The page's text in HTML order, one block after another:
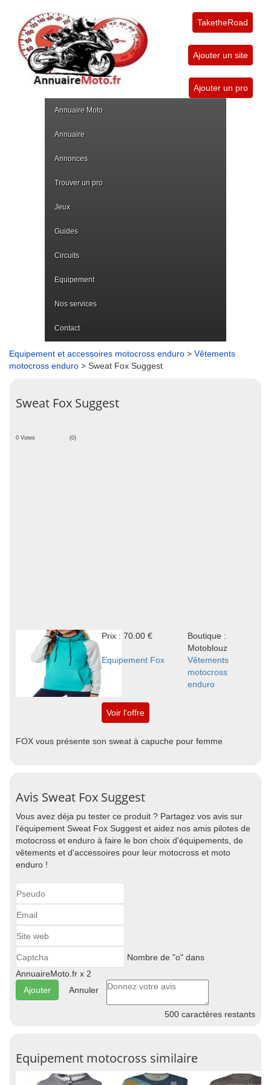
TaketheRoad
Ajouter un site
Ajouter un pro
Annuaire Moto
Annuaire
Annonces
Trouver un pro
Jeux
Guides
Circuits
Equipement
Nos services
Contact
Equipement et accessoires motocross enduro > Vêtements
motocross enduro > Sweat Fox Suggest
Sweat Fox Suggest
0 Votes (0)
Prix : 70.00 €
Boutique :
Motoblouz
Equipement Fox
Vêtements
motocross
enduro
Voir l'offre
FOX vous présente son sweat à capuche pour femme
Avis Sweat Fox Suggest
Vous avez déja pu tester ce produit ? Partagez vos avis sur
l'équipement Sweat Fox Suggest et aidez nos amis pilotes de
motocross et enduro à faire le bon choix d'équipements, de
vêtements et d'accessoires pour leur motocross et moto
enduro !
Nombre de "o" dans
AnnuaireMoto.fr x 2
Annuler
500 caractères restants
Equipement motocross similaire